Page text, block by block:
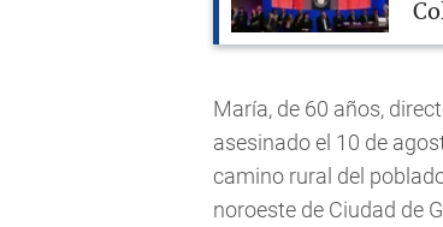
María, de 60 años,
asesinado el 10 de
camino rural del
noroeste de Ciudad de